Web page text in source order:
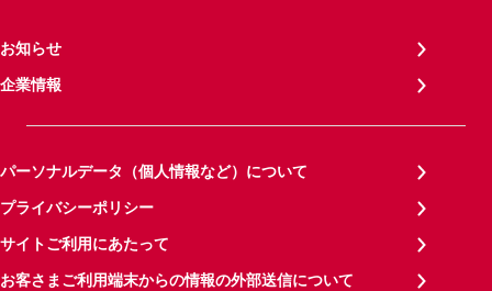
お知らせ
企業情報
パーソナルデータ（個人情報など）について
プライバシーポリシー
サイトご利用にあたって
お客さまご利用端末からの情報の外部送信について